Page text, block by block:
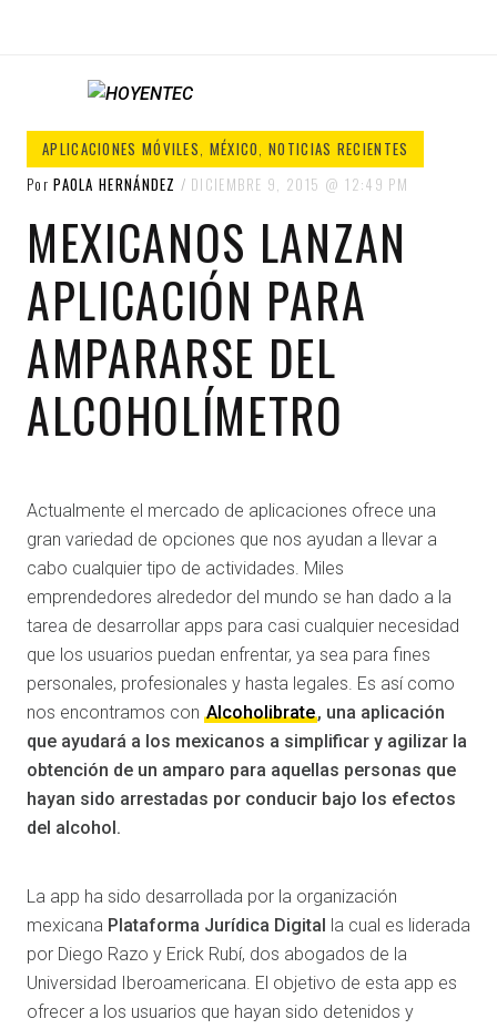
HOYENTEC
en tecnología
APLICACIONES MÓVILES, MÉXICO,NOTICIAS RECIENTES
PorPAOLA HERNÁNDEZ DICIEMBRE 9, 2015 12:49 PM
MEXICANOS LANZAN
APLICACIÓN PARA
AMPARARSE DEL
ALCOHOLÍMETRO
Actualmente el mercado de aplicaciones ofrece una
gran variedad de opciones que nos ayudan a llevar a
cabo cualquier tipo de actividades. Miles
emprendedores alrededor del mundo se han dado a la
tarea de desarrollar apps para casi cualquier necesidad
que los usuarios puedan enfrentar, ya sea para fines
personales, profesionales y hasta legales. Es así como
nos encontramos con Alcoholibrate, una aplicación
que ayudará a los mexicanos a simplificar y agilizar la
obtención de un amparo para aquellas personas que
hayan sido arrestadas por conducir bajo los efectos
del alcohol.
La app ha sido desarrollada por la organización
mexicana Plataforma Jurídica Digital la cual es liderada
por Diego Razo y Erick Rubí, dos abogados de la
Universidad Iberoamericana. El objetivo de esta app es
ofrecer a los usuarios que hayan sido detenidos y